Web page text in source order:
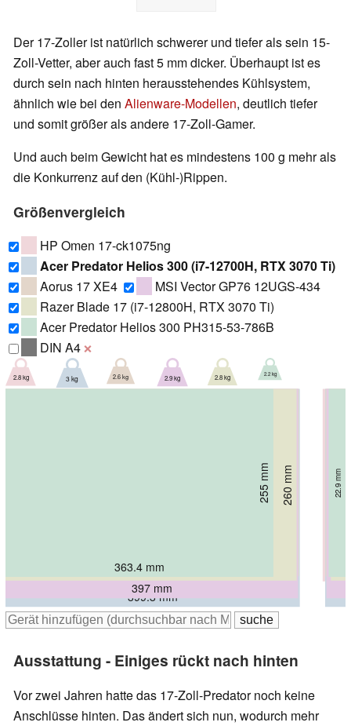
Der 17-Zoller ist natürlich schwerer und tiefer als sein 15-
Zoll-Vetter, aber auch fast 5 mm dicker. Überhaupt ist es
durch sein nach hinten herausstehendes Kühlsystem,
ähnlich wie bei den Alienware-Modellen, deutlich tiefer
und somit größer als andere 17-Zoll-Gamer.
Und auch beim Gewicht hat es mindestens 100 g mehr als
die Konkurrenz auf den (Kühl-)Rippen.
Größenvergleich
HP Omen 17-ck1075ng
Acer Predator Helios 300 (i7-12700H, RTX 3070 Ti)
Aorus 17 XE4
MSI Vector GP76 12UGS-434
Razer Blade 17 (i7-12800H, RTX 3070 Ti)
Acer Predator Helios 300 PH315-53-786B
DIN A4 ❌
398 mm
261 mm 31 mm
2.8 kg
399.3 mm
295.5 mm 27.65 mm
3 kg
398 mm
254 mm 27 mm
2.6 kg
397 mm
284 mm 25.9 mm
2.9 kg
395 mm
260 mm 19.9 mm
2.8 kg
363.4 mm
255 mm 22.9 mm
2.2 kg
Ausstattung - Einiges rückt nach hinten
Vor zwei Jahren hatte das 17-Zoll-Predator noch keine
Anschlüsse hinten. Das ändert sich nun, wodurch mehr